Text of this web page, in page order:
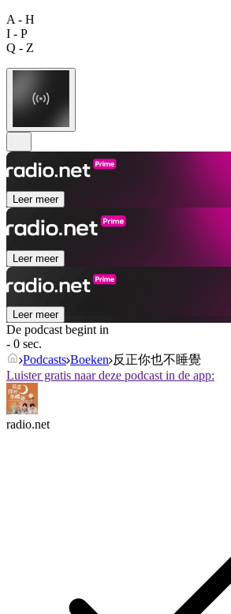
A - H
I - P
Q - Z
Leer meer
Leer meer
Leer meer
De podcast begint in
- 0 sec.
Podcasts Boeken 反正你也不睡覺
Luister gratis naar deze podcast in de app:
radio.net